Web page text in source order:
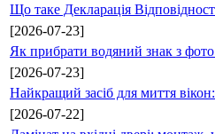
Що таке Декларація
[2026-07-23]
Як прибрати водяний знак з
[2026-07-23]
Найкращий засіб для миття
[2026-07-22]